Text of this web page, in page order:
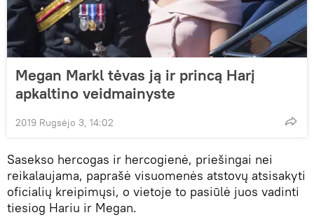
Megan Markl tėvas ją ir princą Harį
apkaltino veidmainyste
2019 Rugsėjo 3, 14:02
Sasekso hercogas ir hercogienė, priešingai nei
reikalaujama, paprašė visuomenės atstovų atsisakyti
oficialių kreipimųsi, o vietoje to pasiūlė juos vadinti
tiesiog Hariu ir Megan.